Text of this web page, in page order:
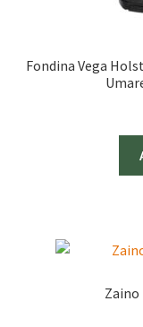
Fondina Vega